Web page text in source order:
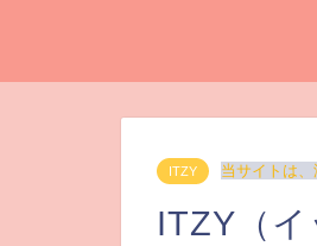
ITZY 当サイトは、
ITZY（